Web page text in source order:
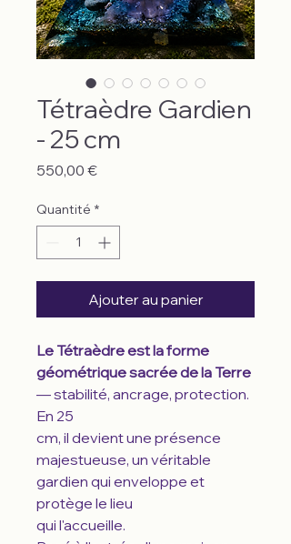
Tétraèdre Gardien
- 25 cm
550,00 €Prix
Quantité *
Ajouter au panier
Le Tétraèdre est la forme
géométrique sacrée de la Terre
— stabilité, ancrage, protection.
En 25
cm, il devient une présence
majestueuse, un véritable
gardien qui enveloppe et
protège le lieu
qui l'accueille.